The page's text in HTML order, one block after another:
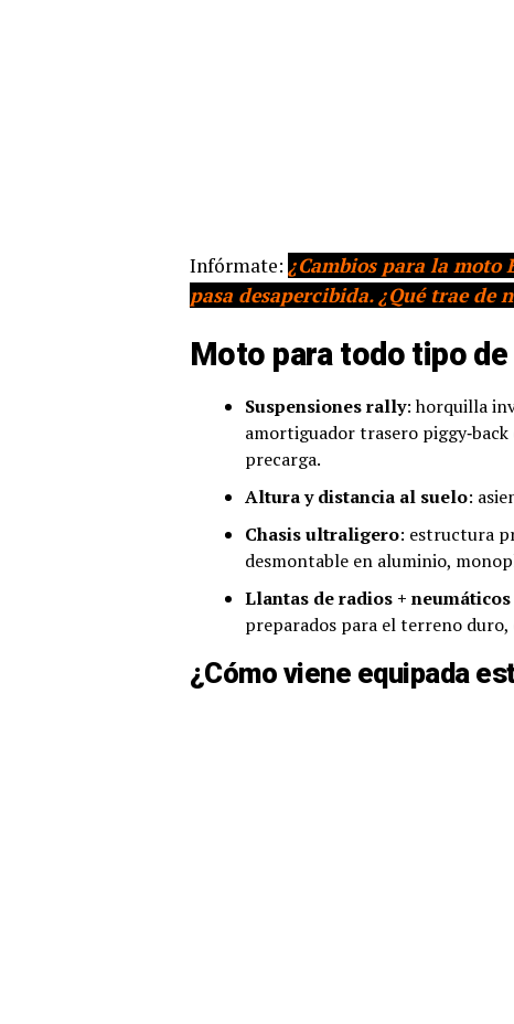
Infórmate: ¿Cambios para la moto
pasa desapercibida. ¿Qué trae de
Moto para todo tipo
Suspensiones rally: horquilla
amortiguador trasero
precarga.
Altura y distancia al suelo:
Chasis ultraligero: estructura
desmontable en aluminio,
Llantas de radios +
preparados para el terreno duro,
¿Cómo viene equipada